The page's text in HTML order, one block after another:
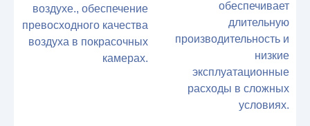
воздухе., обеспечение
превосходного качества
воздуха в покрасочных
камерах.
обеспечивает
длительную
производительность и
низкие
эксплуатационные
расходы в сложных
условиях.